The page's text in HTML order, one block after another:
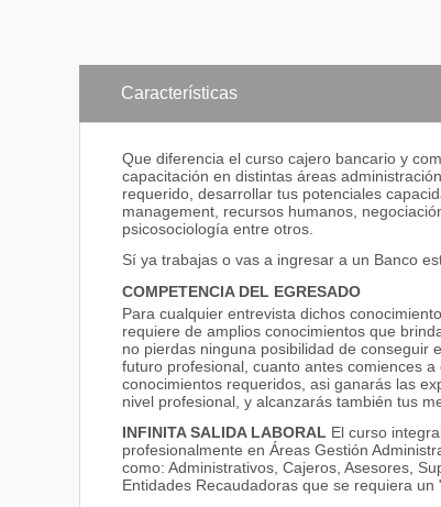
Características
Que diferencia el curso cajero bancario y
capacitación en distintas áreas
requerido, desarrollar tus potenciales
management, recursos humanos,
psicosociología entre otros.
Sí ya trabajas o vas a ingresar a un Banco
COMPETENCIA DEL EGRESADO
Para cualquier entrevista dichos
requiere de amplios conocimientos que
no pierdas ninguna posibilidad de conseguir
futuro profesional, cuanto antes comiences
conocimientos requeridos, asi ganarás las
nivel profesional, y alcanzarás también tus
INFINITA SALIDA LABORAL El curso
profesionalmente en Áreas Gestión
como: Administrativos, Cajeros, Asesores,
Entidades Recaudadoras que se requiera